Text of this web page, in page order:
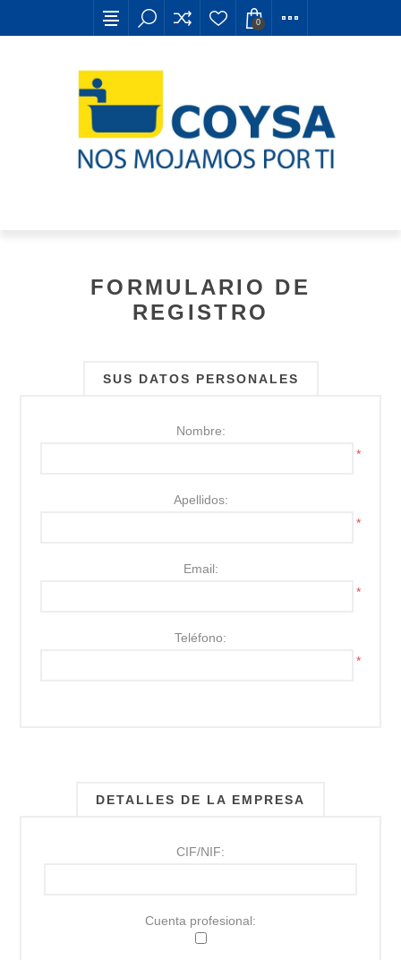
0
FORMULARIO DE
REGISTRO
SUS DATOS PERSONALES
Nombre:
*
Apellidos:
*
Email:
*
Teléfono:
*
DETALLES DE LA EMPRESA
CIF/NIF:
Cuenta profesional: